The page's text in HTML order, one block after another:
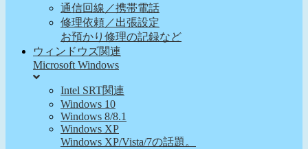
通信回線／携帯電話
修理依頼／出張設定
お預かり修理の記録など
ウィンドウズ関連
Microsoft Windows
Intel SRT関連
Windows 10
Windows 8/8.1
Windows XP
Windows XP/Vista/7の話題。